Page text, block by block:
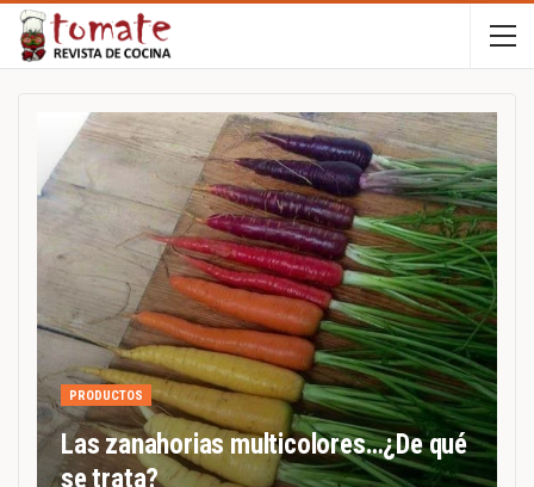
PRODUCTOS
Las zanahorias multicolores…¿De qué
se trata?